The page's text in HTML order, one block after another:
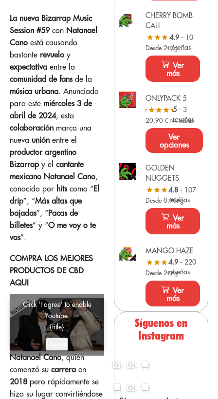
La nueva Bizarrap Music
Session #59con Natanael
Cano está causando
bastante revuelo y
expectativa entre la
comunidad de fansde la
música urbana. Anunciada
para este miércoles 3 de
abril de 2024, esta
colaboración marca una
nueva unión entre el
productor argentino
Bizarrap y el cantante
mexicano Natanael Cano,
conocido por hitscomo “El
drip”, “Más altas que
bajadas”, “Pacas de
billetes” y “O me voy o te
vas”.
COMPRA LOS MEJORES
PRODUCTOS DE CBD
AQUI
Click 'I agree' to enable
Youtube
{title}
Natanael Cano, quien
comenzó su carrera en
2018 pero rápidamente se
hizo su lugar convirtiéndose
CHERRY BOMB
CALI
4.9- 10
reseñas
Desde 2€/g
Ver
más
ONLYPACK 5
5- 3
reseñas
20,90€ IVA Incluido
Ver
opciones
GOLDEN
NUGGETS
4.8- 107
reseñas
Desde 0,9€/g
Ver
más
MANGO HAZE
4.9- 220
reseñas
Desde 2€/g
Ver
más
Síguenos en
Instagram